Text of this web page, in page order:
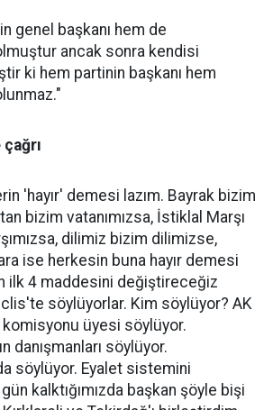
genel başkanı hem de
ancak sonra kendisi
ki hem partinin başkanı hem
'hayır' demesi lazım. Bayrak bizim
bizim vatanımızsa, İstiklal Marşı
dilimiz bizim dilimizse,
ise herkesin buna hayır demesi
ilk 4 maddesini değiştireceğiz
söylüyorlar. Kim söylüyor? AK
komisyonu üyesi söylüyor.
danışmanları söylüyor.
söylüyor. Eyalet sistemini
kalktığımızda başkan şöyle bişi